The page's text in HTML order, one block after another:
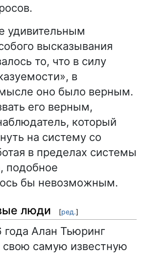
удивительным
высказывания
то, что в силу
в
оно было верным.
его верным,
который
на систему со
в пределах системы
подобное
бы невозможным.
люди [ред.]
года Алан Тьюринг
свою самую известную